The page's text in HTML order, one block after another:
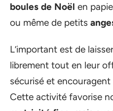
boules de Noël en
ou même de petits
L’important est de
librement tout en leur
sécurisé et
Cette activité favorise